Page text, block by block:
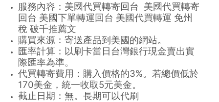
最新公告
聯絡方式
服務內容：美國代買轉寄回台 美國代買轉寄
回台 美國下單轉運回台 美國代買轉運 免州
稅 破千推薦文
購買來源：寄送產品到美國的網站。
匯率計算：以刷卡當日台灣銀行現金賣出實
際匯率為準。
代買轉寄費用：購入價格的3%。若總價低於
170美金，統一收取5元美金。
截止日期：無。長期可以代刷